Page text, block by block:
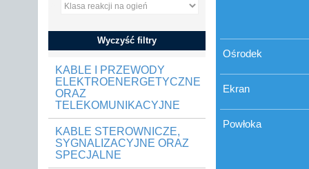
Wyczyść filtry
KABLE I PRZEWODY
ELEKTROENERGETYCZNE
ORAZ
TELEKOMUNIKACYJNE
KABLE STEROWNICZE,
SYGNALIZACYJNE ORAZ
SPECJALNE
Ośrodek
Ekran
Powłoka